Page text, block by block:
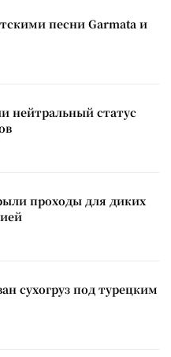
песни Garmata и
нейтральный статус
проходы для диких
сухогруз под турецким